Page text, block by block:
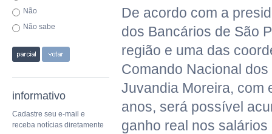
Não
Não sabe
informativo
Cadastre seu e-mail e
receba notícias diretamente
De acordo com a
dos Bancários de São
região e uma das
Comando Nacional
Juvandia Moreira, com
anos, será possível
ganho real nos